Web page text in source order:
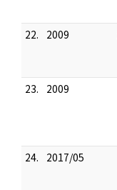
22.
2009
23.
2009
24.
2017/05